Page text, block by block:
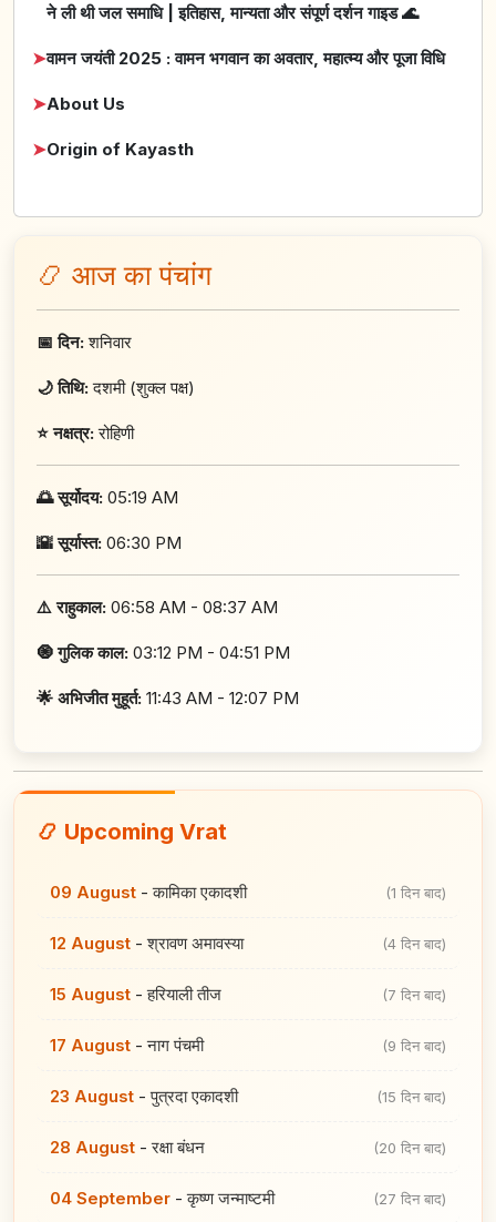
ने ली थी जल समाधि | इतिहास, मान्यता और संपूर्ण दर्शन गाइड 🌊
➤वामन जयंती 2025 : वामन भगवान का अवतार, महात्म्य और पूजा विधि
➤About Us
➤Origin of Kayasth
📿 आज का पंचांग
📅 दिन:शनिवार
🌙 तिथि:दशमी (शुक्ल पक्ष)
⭐ नक्षत्र:रोहिणी
🌅 सूर्योदय: 05:19 AM
🌇 सूर्यास्त: 06:30 PM
⚠️ राहुकाल: 06:58 AM - 08:37 AM
🧿 गुलिक काल: 03:12 PM - 04:51 PM
🌟 अभिजीत मुहूर्त: 11:43 AM - 12:07 PM
📿 Upcoming Vrat
09 August -कामिका एकादशी (1 दिन बाद)
12 August -श्रावण अमावस्या (4 दिन बाद)
15 August -हरियाली तीज (7 दिन बाद)
17 August -नाग पंचमी (9 दिन बाद)
23 August -पुत्रदा एकादशी (15 दिन बाद)
28 August -रक्षा बंधन (20 दिन बाद)
04 September -कृष्ण जन्माष्टमी (27 दिन बाद)